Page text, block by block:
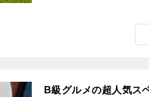
B級グルメの超人気ス